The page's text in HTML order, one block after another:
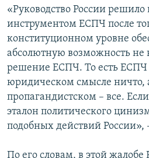
«Руководство России решило
инструментом ЕСПЧ после
конституционном уровне
абсолютную возможность не
решение ЕСПЧ. То есть ЕСПЧ
юридическом смысле ничто,
пропагандистском – все.
эталон политического
подобных действий России»,
По его словам, в этой